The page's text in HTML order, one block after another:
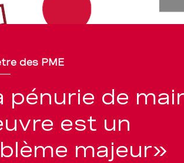
des PME
pénurie de
est un
majeur»